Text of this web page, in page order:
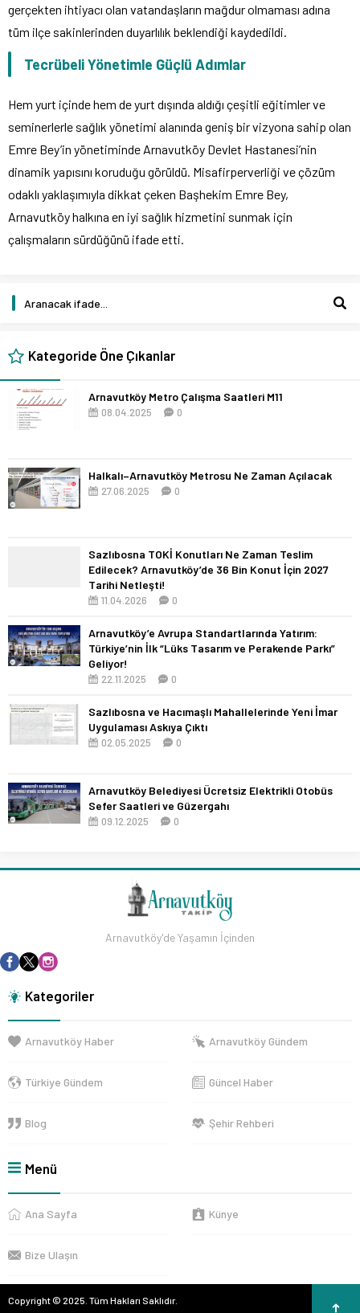
gerçekten ihtiyacı olan vatandaşların mağdur olmaması adına
tüm ilçe sakinlerinden duyarlılık beklendiği kaydedildi.
Tecrübeli Yönetimle Güçlü Adımlar
Hem yurt içinde hem de yurt dışında aldığı çeşitli eğitimler ve
seminerlerle sağlık yönetimi alanında geniş bir vizyona sahip olan
Emre Bey’in yönetiminde Arnavutköy Devlet Hastanesi’nin
dinamik yapısını koruduğu görüldü. Misafirperverliği ve çözüm
odaklı yaklaşımıyla dikkat çeken Başhekim Emre Bey,
Arnavutköy halkına en iyi sağlık hizmetini sunmak için
çalışmaların sürdüğünü ifade etti.
Kategoride Öne Çıkanlar
Arnavutköy Metro Çalışma Saatleri M11
08.04.2025 0
Halkalı–Arnavutköy Metrosu Ne Zaman Açılacak
27.06.2025 0
Sazlıbosna TOKİ Konutları Ne Zaman Teslim
Edilecek? Arnavutköy’de 36 Bin Konut İçin 2027
Tarihi Netleşti!
11.04.2026 0
Arnavutköy’e Avrupa Standartlarında Yatırım:
Türkiye’nin İlk “Lüks Tasarım ve Perakende Parkı”
Geliyor!
22.11.2025 0
Sazlıbosna ve Hacımaşlı Mahallelerinde Yeni İmar
Uygulaması Askıya Çıktı
02.05.2025 0
Arnavutköy Belediyesi Ücretsiz Elektrikli Otobüs
Sefer Saatleri ve Güzergahı
09.12.2025 0
Arnavutköy'de Yaşamın İçinden
Kategoriler
Arnavutköy Haber Arnavutköy Gündem
Türkiye Gündem Güncel Haber
Blog Şehir Rehberi
Menü
Ana Sayfa Künye
Bize Ulaşın
Copyright © 2025. Tüm Hakları Saklıdır.